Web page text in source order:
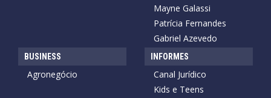
Mayne Galassi
Patrícia Fernandes
Gabriel Azevedo
BUSINESS
Agronegócio
INFORMES
Canal Jurídico
Kids e Teens